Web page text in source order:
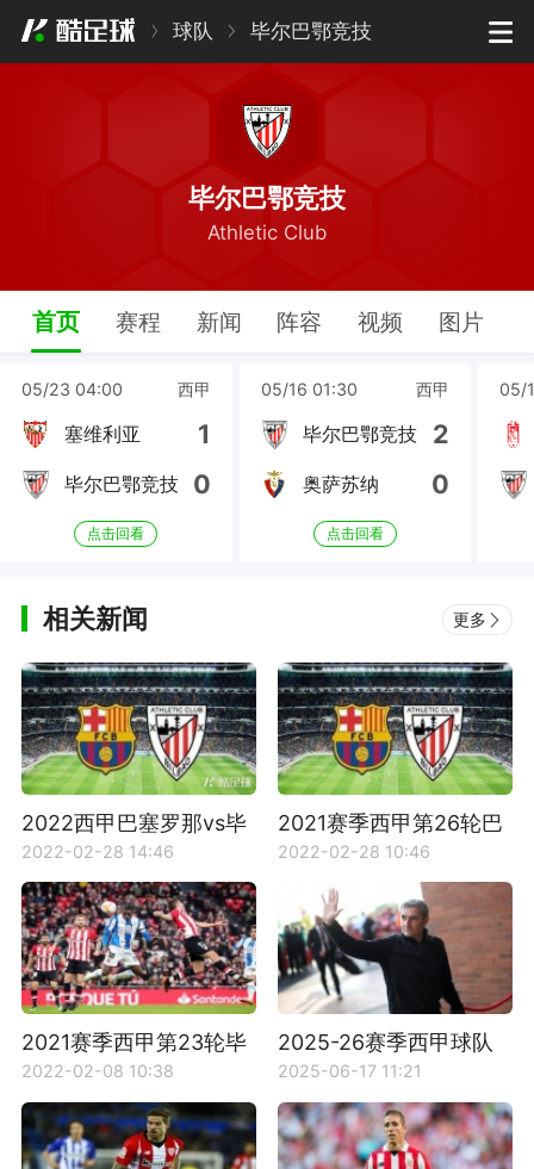
球队 毕尔巴鄂竞技
毕尔巴鄂竞技
Athletic Club
首页 赛程 新闻 阵容 视频 图片
05/23 04:00 西甲
塞维利亚 1
毕尔巴鄂竞技 0
点击回看
05/16 01:30 西甲
毕尔巴鄂竞技 2
奥萨苏纳 0
点击回看
05/
相关新闻 更多
2022西甲巴塞罗那vs毕
尔巴鄂竞技比赛分析
2022-02-28 14:46
2021赛季西甲第26轮巴
塞罗那VS毕尔巴鄂竞技
比赛回放
2022-02-28 10:46
2021赛季西甲第23轮毕
尔巴鄂竞技对阵西班牙
人比赛回放
2022-02-08 10:38
2025-26赛季西甲球队
毕尔巴鄂竞技主教练是
谁？
2025-06-17 11:21